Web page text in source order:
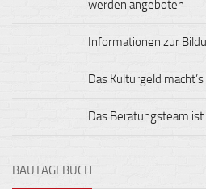
werden angeboten
Informationen zur
Das Kulturgeld
Das Beratungsteam ist
BAUTAGEBUCH